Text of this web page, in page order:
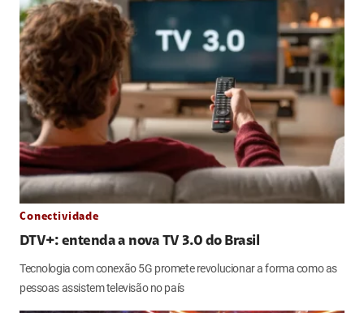
Conectividade
DTV+: entenda a nova TV 3.0 do Brasil
Tecnologia com conexão 5G promete revolucionar a forma como as
pessoas assistem televisão no país